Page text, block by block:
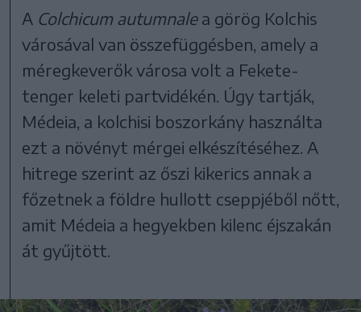
A Colchicum autumnalea görög Kolchis
városával van összefüggésben, amely a
méregkeverők városa volt a Fekete-
tenger keleti partvidékén. Úgy tartják,
Médeia, a kolchisi boszorkány használta
ezt a növényt mérgei elkészítéséhez. A
hitrege szerint az őszi kikerics annak a
főzetnek a földre hullott cseppjéből nőtt,
amit Médeia a hegyekben kilenc éjszakán
át gyűjtött.